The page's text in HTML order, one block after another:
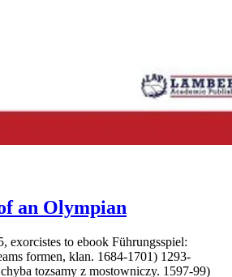
an Olympian
exorcistes to ebook Führungsspiel:
formen, klan. 1684-1701) 1293-
tozsamy z mostowniczy. 1597-99)